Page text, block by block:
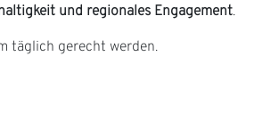
und regionales Engagement.
täglich gerecht werden.